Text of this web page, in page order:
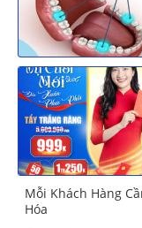
Mỗi Khách Hàng
Hóa